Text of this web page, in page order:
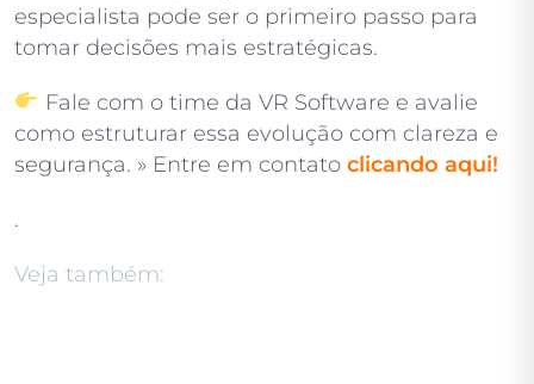
especialista pode ser o primeiro passo para
tomar decisões mais estratégicas.
Fale com o time da VR Software e avalie
como estruturar essa evolução com clareza e
segurança. » Entre em contato clicando aqui!
.
Veja também: